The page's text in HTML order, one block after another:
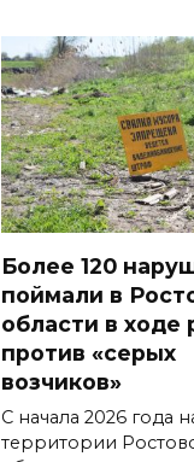
Более 120
поймали в
области в ходе
против «серых
возчиков»
С начала 2026 года
территории